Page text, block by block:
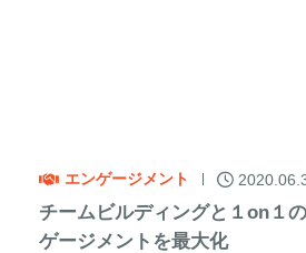
エンゲージメント
チームビルディングと１on１
ゲージメントを最大化